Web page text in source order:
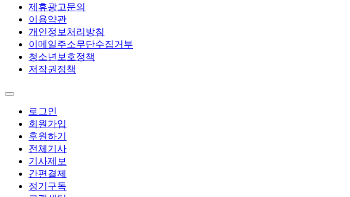
제휴광고문의
이용약관
개인정보처리방침
이메일주소무단수집거부
청소년보호정책
저작권정책
로그인
회원가입
후원하기
전체기사
기사제보
간편결제
정기구독